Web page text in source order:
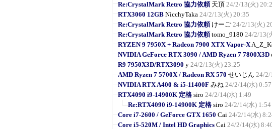
Re:CrystalMark Retro 協力依頼 天頂 24/2/13(火)
RTX3060 12GB NicchyTaka 24/2/13(火) 20:35
Re:CrystalMark Retro 協力依頼 けーご 24/2/13(火)
Re:CrystalMark Retro 協力依頼 tomo_9180 24/2/13(
RYZEN 9 7950X + Radeon 7900 XTX Vapor-X
NVIDIA GeForce RTX 3090 / AMD Ryzen 7 7800X3D
R9 7950X3D/RTX3090 y 24/2/13(火) 23:25
AMD Ryzen 7 5700X / Radeon RX 570 せいじん 24/2/
NVIDIA RTX A400 & i5-11400F みね 24/2/14(水) 0:57
RTX4090 i9-14900K 定格 siro 24/2/14(水) 1:49
Re:RTX4090 i9-14900K 定格 siro 24/2/14(水) 1:54
Core i7-2600 / GeForce GTX 1650 Cai 24/2/14(水)
Core i5-520M / Intel HD Graphics Cai 24/2/14(水)